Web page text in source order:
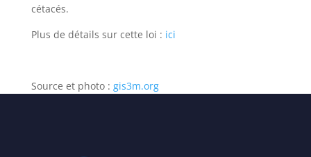
cétacés.
Plus de détails sur cette loi : ici
Source et photo : gis3m.org